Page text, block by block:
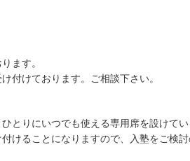
ます。
付けております。ご相談下さい。
とりにいつでも使える専用席を設けて
けることになりますので、入塾をご検